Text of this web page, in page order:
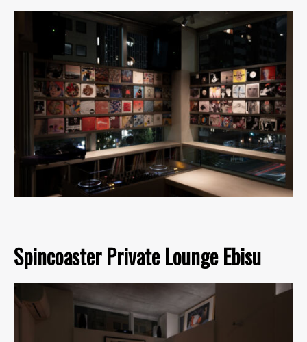
Spincoaster Private Lounge Ebisu